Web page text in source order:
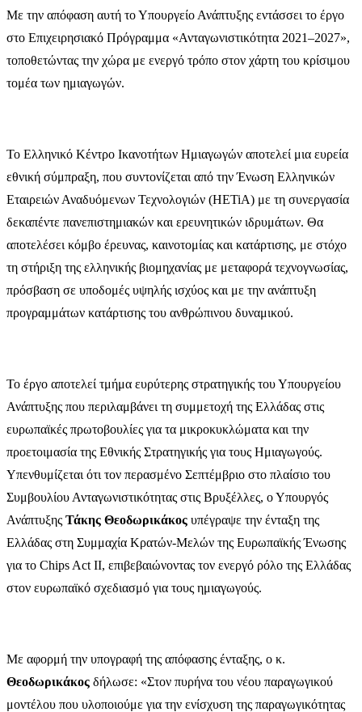
Με την απόφαση αυτή το Υπουργείο Ανάπτυξης εντάσσει το έργο
στο Επιχειρησιακό Πρόγραμμα «Ανταγωνιστικότητα 2021–2027»,
τοποθετώντας την χώρα με ενεργό τρόπο στον χάρτη του κρίσιμου
τομέα των ημιαγωγών.
Το Ελληνικό Κέντρο Ικανοτήτων Ημιαγωγών αποτελεί μια ευρεία
εθνική σύμπραξη, που συντονίζεται από την Ένωση Ελληνικών
Εταιρειών Αναδυόμενων Τεχνολογιών (HETiA) με τη συνεργασία
δεκαπέντε πανεπιστημιακών και ερευνητικών ιδρυμάτων. Θα
αποτελέσει κόμβο έρευνας, καινοτομίας και κατάρτισης, με στόχο
τη στήριξη της ελληνικής βιομηχανίας με μεταφορά τεχνογνωσίας,
πρόσβαση σε υποδομές υψηλής ισχύος και με την ανάπτυξη
προγραμμάτων κατάρτισης του ανθρώπινου δυναμικού.
Το έργο αποτελεί τμήμα ευρύτερης στρατηγικής του Υπουργείου
Ανάπτυξης που περιλαμβάνει τη συμμετοχή της Ελλάδας στις
ευρωπαϊκές πρωτοβουλίες για τα μικροκυκλώματα και την
προετοιμασία της Εθνικής Στρατηγικής για τους Ημιαγωγούς.
Υπενθυμίζεται ότι τον περασμένο Σεπτέμβριο στο πλαίσιο του
Συμβουλίου Ανταγωνιστικότητας στις Βρυξέλλες, ο Υπουργός
Ανάπτυξης Τάκης Θεοδωρικάκος υπέγραψε την ένταξη της
Ελλάδας στη Συμμαχία Κρατών-Μελών της Ευρωπαϊκής Ένωσης
για το Chips Act II, επιβεβαιώνοντας τον ενεργό ρόλο της Ελλάδας
στον ευρωπαϊκό σχεδιασμό για τους ημιαγωγούς.
Με αφορμή την υπογραφή της απόφασης ένταξης, ο κ.
Θεοδωρικάκος δήλωσε: «Στον πυρήνα του νέου παραγωγικού
μοντέλου που υλοποιούμε για την ενίσχυση της παραγωγικότητας